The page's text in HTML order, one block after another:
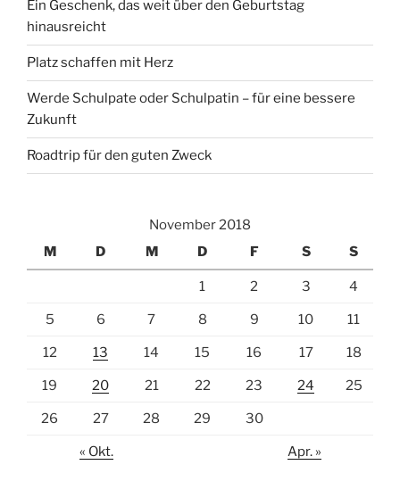
Ein Geschenk, das weit über den Geburtstag
hinausreicht
Platz schaffen mit Herz
Werde Schulpate oder Schulpatin – für eine bessere
Zukunft
Roadtrip für den guten Zweck
November 2018
M
D M D F S S
1 2 3 4
5 6 7 8 9 10 11
12 13 14 15 16 17 18
19 20 21 22 23 24 25
26 27 28 29 30
« Okt. Apr. »